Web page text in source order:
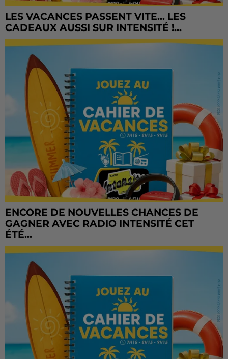
LES VACANCES PASSENT VITE... LES
CADEAUX AUSSI SUR INTENSITÉ !...
ENCORE DE NOUVELLES CHANCES DE
GAGNER AVEC RADIO INTENSITÉ CET
ÉTÉ...